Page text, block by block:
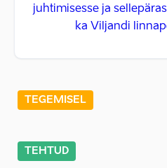
juhtimisesse ja
ka Viljandi
TEGEMISEL
TEHTUD